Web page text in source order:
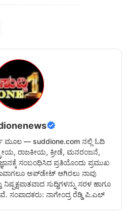
ಮೂಲ — suddione.com ನಲ್ಲಿ ಓದಿ
ರಾಜಕೀಯ, ಕ್ರೀಡೆ, ಮನರಂಜನೆ,
ಸಂಬಂಧಿಸಿದ ಪ್ರತಿಯೊಂದು ಪ್ರಮುಖ
ಅಪ್‌ಡೇಟ್ ಆಗಿರಲು ನಾವು
ಸುದ್ದಿಗಳನ್ನು ಸರಳ ಹಾಗೂ
ಸಂಪಾದಕರು: ನಾಗೇಂದ್ರ ರೆಡ್ಡಿ ಪಿ.ಎಲ್